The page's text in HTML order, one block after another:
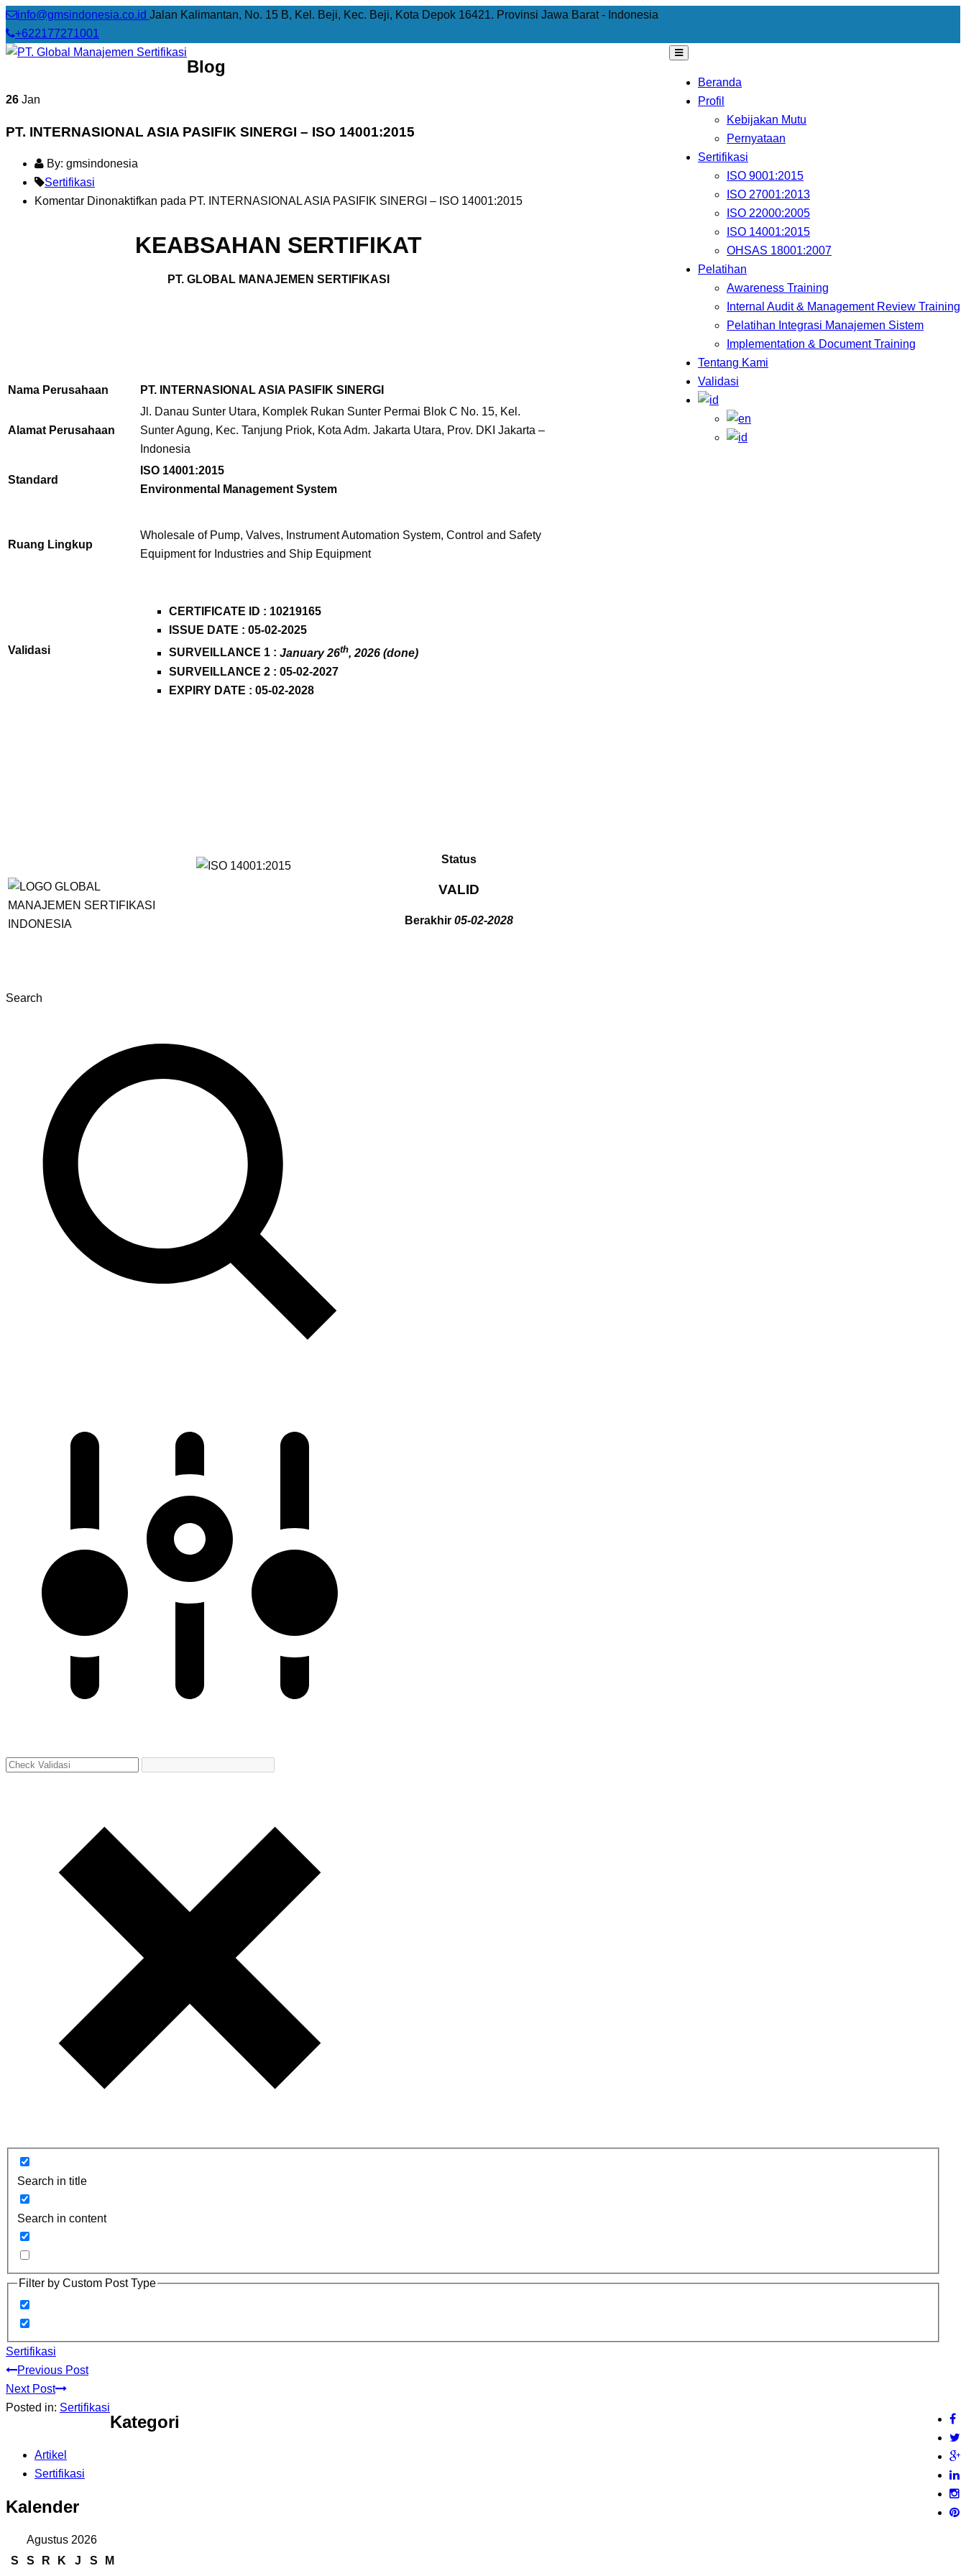
info@gmsindonesia.co.id Jalan Kalimantan, No. 15 B, Kel. Beji, Kec. Beji, Kota Depok 16421. Provinsi Jawa Barat - Indonesia
+622177271001
Beranda
Profil
Kebijakan Mutu
Pernyataan
Sertifikasi
ISO 9001:2015
ISO 27001:2013
ISO 22000:2005
ISO 14001:2015
OHSAS 18001:2007
Pelatihan
Awareness Training
Internal Audit & Management Review Training
Pelatihan Integrasi Manajemen Sistem
Implementation & Document Training
Tentang Kami
Validasi
Blog
26 Jan
PT. INTERNASIONAL ASIA PASIFIK SINERGI – ISO 14001:2015
By: gmsindonesia
Sertifikasi
Komentar Dinonaktifkan pada PT. INTERNASIONAL ASIA PASIFIK SINERGI – ISO 14001:2015
KEABSAHAN SERTIFIKAT
PT. GLOBAL MANAJEMEN SERTIFIKASI
Nama Perusahaan PT. INTERNASIONAL ASIA PASIFIK SINERGI
Alamat Perusahaan
Jl. Danau Sunter Utara, Komplek Rukan Sunter Permai Blok C No. 15, Kel.
Sunter Agung, Kec. Tanjung Priok, Kota Adm. Jakarta Utara, Prov. DKI Jakarta –
Indonesia
Standard
ISO 14001:2015
Environmental Management System
Ruang Lingkup
Wholesale of Pump, Valves, Instrument Automation System, Control and Safety
Equipment for Industries and Ship Equipment
Validasi
CERTIFICATE ID : 10219165
ISSUE DATE : 05-02-2025
SURVEILLANCE 1 : January 26th, 2026 (done)
SURVEILLANCE 2 : 05-02-2027
EXPIRY DATE : 05-02-2028
Status
VALID
Berakhir 05-02-2028
Search
Search in title
Search in content
Filter by Custom Post Type
Sertifikasi
Previous Post
Next Post
Posted in: Sertifikasi
Kategori
Artikel
Sertifikasi
Kalender
Agustus 2026
S
S R K J S M